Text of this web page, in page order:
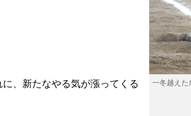
一冬越え
、新たなやる気が漲ってくる